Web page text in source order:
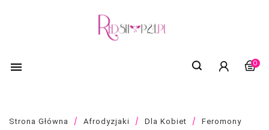
 0
Strona Główna Afrodyzjaki Dla Kobiet
Feromony